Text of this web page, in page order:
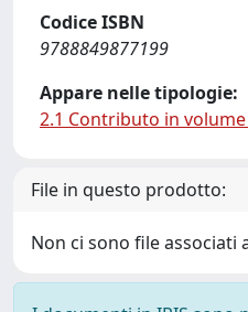
Codice ISBN
9788849877199
Appare nelle tipologie:
2.1 Contributo in
File in questo prodotto:
Non ci sono file associati